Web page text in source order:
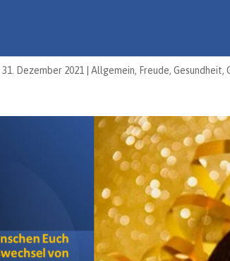
|31. Dezember 2021 |Allgemein, Freude,Gesundheit,